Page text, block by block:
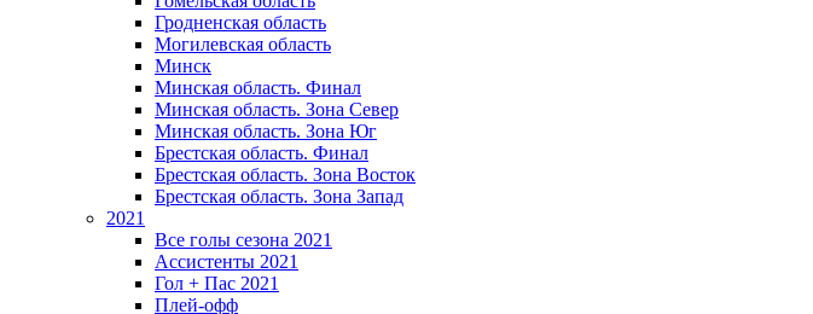
Гродненская область
Могилевская область
Минск
Mинская область. Финал
Минская область. Зона Север
Минская область. Зона Юг
Брестская область. Финал
Брестская область. Зона Восток
Брестская область. Зона Запад
2021
Все голы сезона 2021
Ассистенты 2021
Гол + Пас 2021
Плей-офф